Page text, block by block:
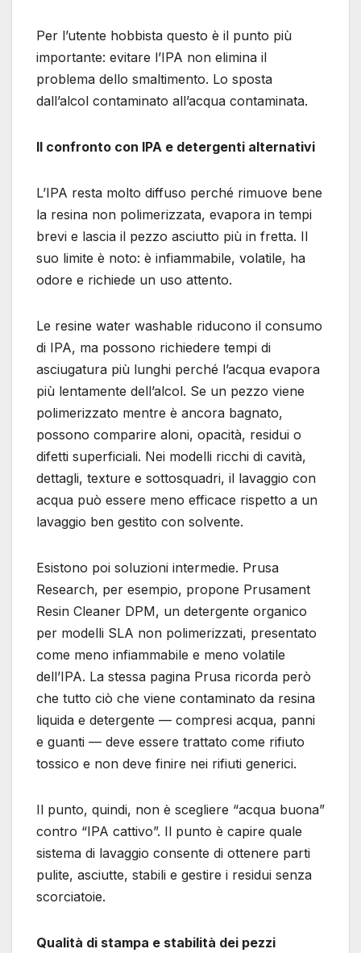
Per l’utente hobbista questo è il punto più
importante: evitare l’IPA non elimina il
problema dello smaltimento. Lo sposta
dall’alcol contaminato all’acqua contaminata.
Il confronto con IPA e detergenti alternativi
L’IPA resta molto diffuso perché rimuove bene
la resina non polimerizzata, evapora in tempi
brevi e lascia il pezzo asciutto più in fretta. Il
suo limite è noto: è infiammabile, volatile, ha
odore e richiede un uso attento.
Le resine water washable riducono il consumo
di IPA, ma possono richiedere tempi di
asciugatura più lunghi perché l’acqua evapora
più lentamente dell’alcol. Se un pezzo viene
polimerizzato mentre è ancora bagnato,
possono comparire aloni, opacità, residui o
difetti superficiali. Nei modelli ricchi di cavità,
dettagli, texture e sottosquadri, il lavaggio con
acqua può essere meno efficace rispetto a un
lavaggio ben gestito con solvente.
Esistono poi soluzioni intermedie. Prusa
Research, per esempio, propone Prusament
Resin Cleaner DPM, un detergente organico
per modelli SLA non polimerizzati, presentato
come meno infiammabile e meno volatile
dell’IPA. La stessa pagina Prusa ricorda però
che tutto ciò che viene contaminato da resina
liquida e detergente — compresi acqua, panni
e guanti — deve essere trattato come rifiuto
tossico e non deve finire nei rifiuti generici.
Il punto, quindi, non è scegliere “acqua buona”
contro “IPA cattivo”. Il punto è capire quale
sistema di lavaggio consente di ottenere parti
pulite, asciutte, stabili e gestire i residui senza
scorciatoie.
Qualità di stampa e stabilità dei pezzi